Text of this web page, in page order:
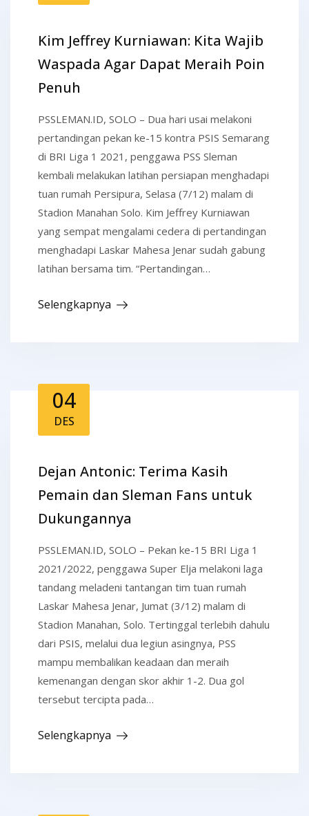
Kim Jeffrey Kurniawan: Kita Wajib
Waspada Agar Dapat Meraih Poin
Penuh
PSSLEMAN.ID, SOLO – Dua hari usai melakoni
pertandingan pekan ke-15 kontra PSIS Semarang
di BRI Liga 1 2021, penggawa PSS Sleman
kembali melakukan latihan persiapan menghadapi
tuan rumah Persipura, Selasa (7/12) malam di
Stadion Manahan Solo. Kim Jeffrey Kurniawan
yang sempat mengalami cedera di pertandingan
menghadapi Laskar Mahesa Jenar sudah gabung
latihan bersama tim. “Pertandingan…
Selengkapnya
04
DES
Dejan Antonic: Terima Kasih
Pemain dan Sleman Fans untuk
Dukungannya
PSSLEMAN.ID, SOLO – Pekan ke-15 BRI Liga 1
2021/2022, penggawa Super Elja melakoni laga
tandang meladeni tantangan tim tuan rumah
Laskar Mahesa Jenar, Jumat (3/12) malam di
Stadion Manahan, Solo. Tertinggal terlebih dahulu
dari PSIS, melalui dua legiun asingnya, PSS
mampu membalikan keadaan dan meraih
kemenangan dengan skor akhir 1-2. Dua gol
tersebut tercipta pada…
Selengkapnya